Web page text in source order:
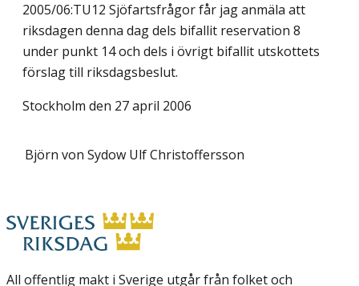
2005/06:TU12 Sjöfartsfrågor får jag anmäla att
riksdagen denna dag dels bifallit reservation 8
under punkt 14 och dels i övrigt bifallit utskottets
förslag till riksdagsbeslut.
Stockholm den 27 april 2006
Björn von Sydow Ulf Christoffersson
All offentlig makt i Sverige utgår från folket och